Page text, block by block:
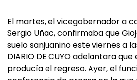
El martes, el vicegobernador a
Sergio Uñac, confirmaba que
suelo sanjuanino este viernes a
DIARIO DE CUYO adelantara
producía el regreso. Ayer, el